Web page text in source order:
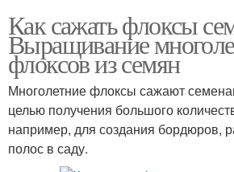
Как сажать флоксы
Выращивание
флоксов из семян
Многолетние флоксы сажают
целью получения большого
например, для создания бордюров,
полос в саду.